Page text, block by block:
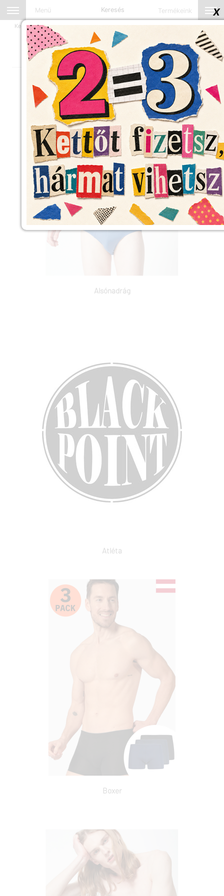
X
Menü Keresés Termékeink
Kezdőlap Fehérneműk
Fehérneműk - kategóriák
Alsónadrág
Atléta
Boxer